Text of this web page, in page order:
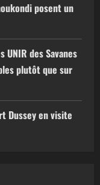
posent un
UNIR des Savanes
plutôt que sur
Dussey en visite